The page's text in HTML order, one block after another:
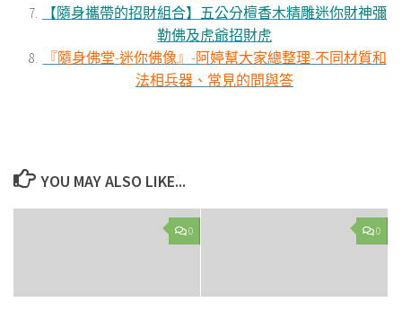
【隨身攜帶的招財組合】五公分檀香木精雕迷你財神彌
勒佛及虎爺招財虎
『隨身佛堂-迷你佛像』-阿婷幫大家總整理-不同材質和
法相兵器、常見的問與答
YOU MAY ALSO LIKE...
0 0